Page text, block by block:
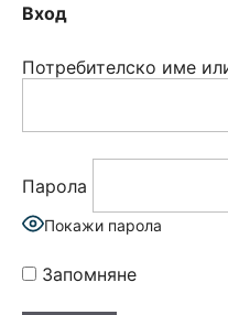
Вход
Потребителско име
Парола
Покажи парола
Запомняне